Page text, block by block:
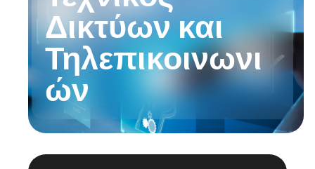
Δικτύων και
Τηλεπικοινωνι
ών